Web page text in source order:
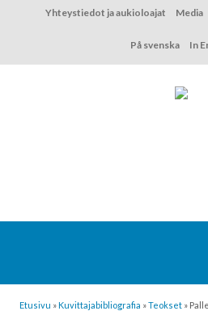
Yhteystiedot ja aukioloajat Media
På svenska In
Etusivu »Kuvittaja­bibliografia »Teokset »